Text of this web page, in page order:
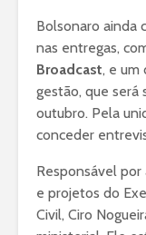
Bolsonaro ainda
nas entregas,
Broadcast, e um
gestão, que será
outubro. Pela
conceder
Responsável
e projetos do
Civil, Ciro